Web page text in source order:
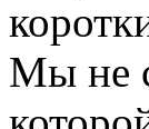
Мы не